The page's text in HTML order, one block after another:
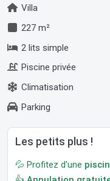
Villa
227 m²
2 lits simple
Piscine privée
Climatisation
Parking
Les petits plus !
💦 Profitez d'une